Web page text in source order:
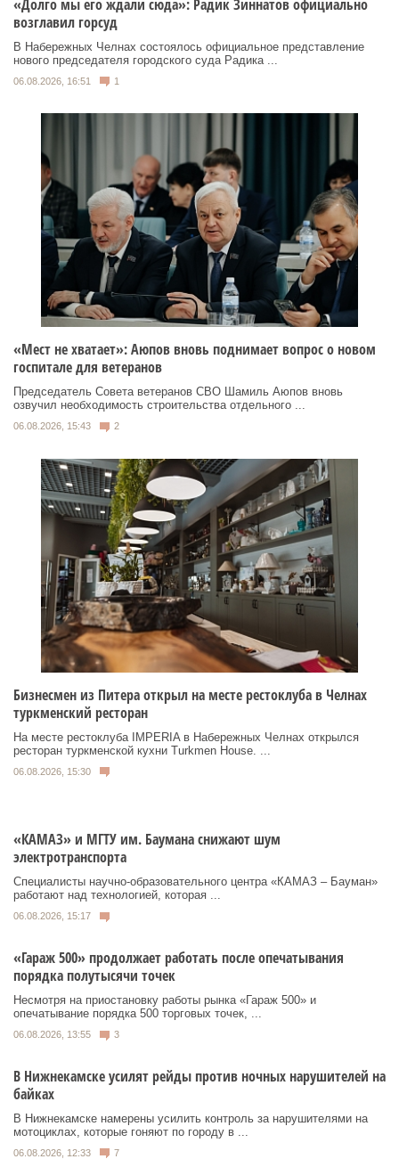
«Долго мы его ждали сюда»: Радик Зиннатов официально
возглавил горсуд
В Набережных Челнах состоялось официальное представление
нового председателя городского суда Радика ...
06.08.2026, 16:51 1
«Мест не хватает»: Аюпов вновь поднимает вопрос о новом
госпитале для ветеранов
Председатель Совета ветеранов СВО Шамиль Аюпов вновь
озвучил необходимость строительства отдельного ...
06.08.2026, 15:43 2
Бизнесмен из Питера открыл на месте рестоклуба в Челнах
туркменский ресторан
На месте рестоклуба IMPERIA в Набережных Челнах открылся
ресторан туркменской кухни Turkmen House. ...
06.08.2026, 15:30
«КАМАЗ» и МГТУ им. Баумана снижают шум
электротранспорта
Специалисты научно-образовательного центра «КАМАЗ – Бауман»
работают над технологией, которая ...
06.08.2026, 15:17
«Гараж 500» продолжает работать после опечатывания
порядка полутысячи точек
Несмотря на приостановку работы рынка «Гараж 500» и
опечатывание порядка 500 торговых точек, ...
06.08.2026, 13:55 3
В Нижнекамске усилят рейды против ночных нарушителей на
байках
В Нижнекамске намерены усилить контроль за нарушителями на
мотоциклах, которые гоняют по городу в ...
06.08.2026, 12:33 7